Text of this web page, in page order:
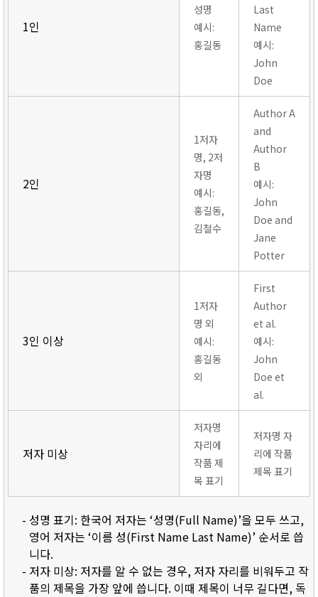
1인
성명
예시:
홍길동
Last
Name
예시:
John
Doe
2인
1저자
명, 2저
자명
예시:
홍길동,
김철수
Author A
and
Author
B
예시:
John
Doe and
Jane
Potter
3인 이상
1저자
명 외
예시:
홍길동
외
First
Author
et al.
예시:
John
Doe et
al.
저자 미상
저자명
자리에
작품 제
목 표기
저자명 자
리에 작품
제목 표기
- 성명 표기: 한국어 저자는 ‘성명(Full Name)’을 모두 쓰고,
영어 저자는 ‘이름 성(First Name Last Name)’ 순서로 씁
니다.
- 저자 미상: 저자를 알 수 없는 경우, 저자 자리를 비워두고 작
품의 제목을 가장 앞에 씁니다. 이때 제목이 너무 길다면, 독